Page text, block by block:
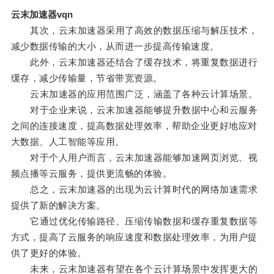
云末加速器vqn
其次，云末加速器采用了高效的数据压缩与解压技术，
减少数据传输的大小，从而进一步提高传输速度。
此外，云末加速器还结合了缓存技术，将重复数据进行
缓存，减少传输量，节省带宽资源。
云末加速器的应用范围广泛，涵盖了各种云计算场景。
对于企业来说，云末加速器能够提升数据中心和云服务
之间的连接速度，提高数据处理效率，帮助企业更好地应对
大数据、人工智能等应用。
对于个人用户而言，云末加速器能够加速网页浏览、视
频点播等云服务，提供更流畅的体验。
总之，云末加速器的出现为云计算时代的网络加速需求
提供了新的解决方案。
它通过优化传输路径、压缩传输数据和缓存重复数据等
方式，提高了云服务的响应速度和数据处理效率，为用户提
供了更好的体验。
未来，云末加速器有望在各个云计算场景中发挥更大的